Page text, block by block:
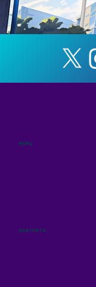
MENU
CONTENTS